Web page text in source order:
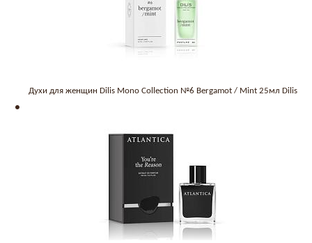
Духи для женщин Dilis Mono Collection №6 Bergamot / Mint 25мл Dilis